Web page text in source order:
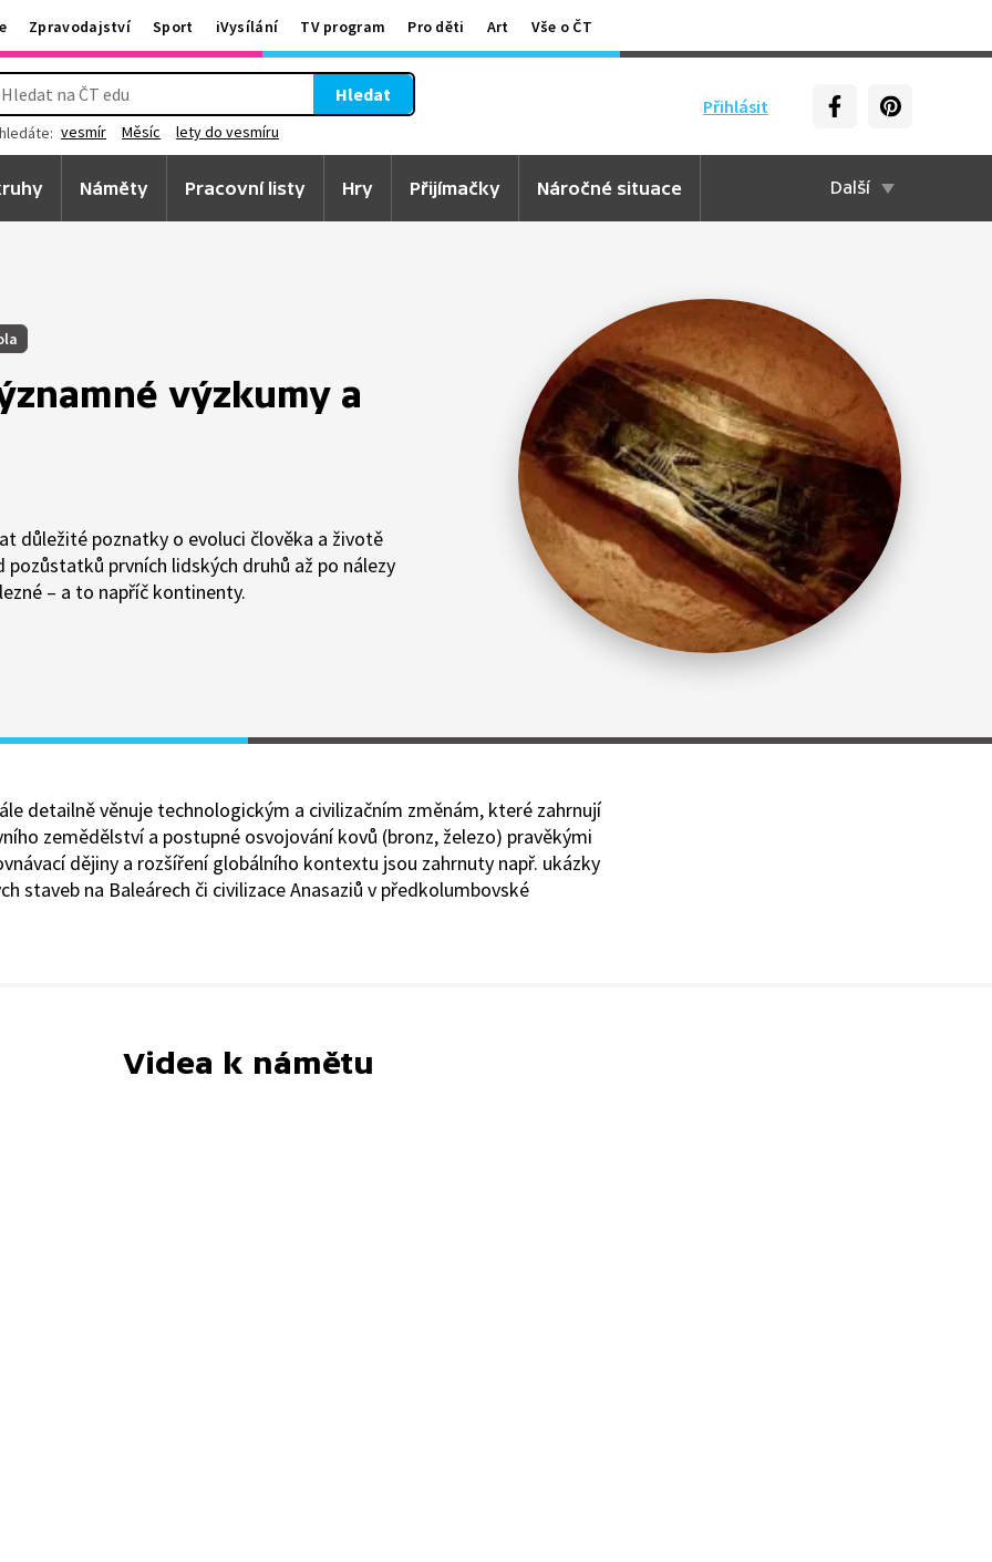
Zpravodajství Sport iVysílání TV program Pro děti Art Vše o ČT
Přihlásit
Hledat
vesmír Měsíc lety do vesmíru
Náměty Pracovní listy Hry Přijímačky Náročné situace Další
výzkumy a
důležité poznatky o evoluci člověka a životě
prvních lidských druhů až po nálezy
– a to napříč kontinenty.
detailně věnuje technologickým a civilizačním změnám, které zahrnují
zemědělství a postupné osvojování kovů (bronz, železo) pravěkými
dějiny a rozšíření globálního kontextu jsou zahrnuty např. ukázky
staveb na Baleárech či civilizace Anasaziů v předkolumbovské
Videa k námětu